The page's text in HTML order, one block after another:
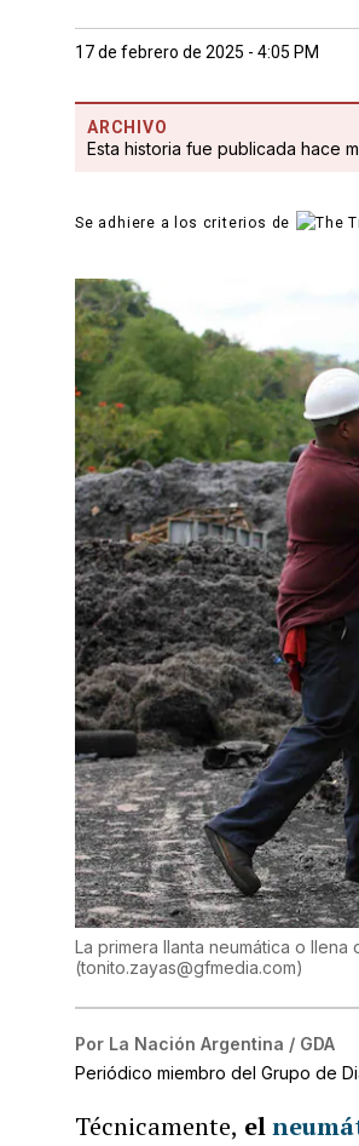
17 de febrero de 2025 - 4:05 PM
ARCHIVO
Esta historia fue publicada hace
Se adhiere a los criterios de
La primera llanta neumática o
(tonito.zayas@gfmedia.com)
Por La Nación Argentina / GDA
Periódico miembro del Grupo de
Técnicamente, el